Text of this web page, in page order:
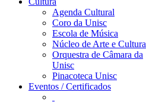
Agenda Cultural
Coro da Unisc
Escola de Música
Núcleo de Arte e Cultura
Orquestra de Câmara da
Unisc
Pinacoteca Unisc
Eventos / Certificados